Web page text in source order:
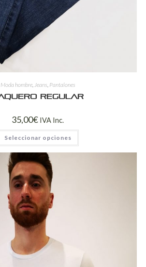
Moda hombre,Jeans, Pantalones
regular
35,00€ IVA Inc.
Seleccionar opciones